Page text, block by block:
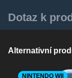
využíváme aktulně
Z-BOX (
místo, úložná
4 /5
1
Přidat recenzi
Zatím nejsou
Nový komentář
Dotaz k
JMÉNO
Alternativní
NINTENDO WII